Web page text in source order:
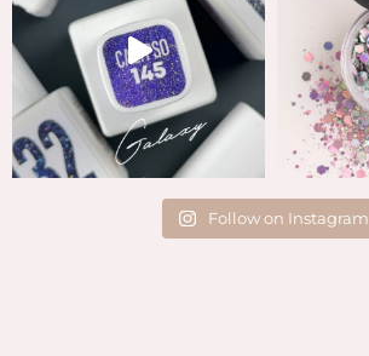
Follow on Instagram